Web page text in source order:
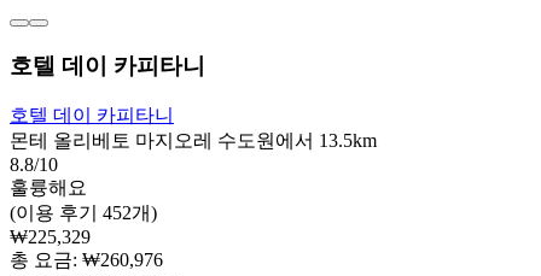
호텔 데이 카피타니
호텔 데이 카피타니
몬테 올리베토 마지오레 수도원에서 13.5km
8.8/10
훌륭해요
(이용 후기 452개)
₩225,329
총 요금: ₩260,976